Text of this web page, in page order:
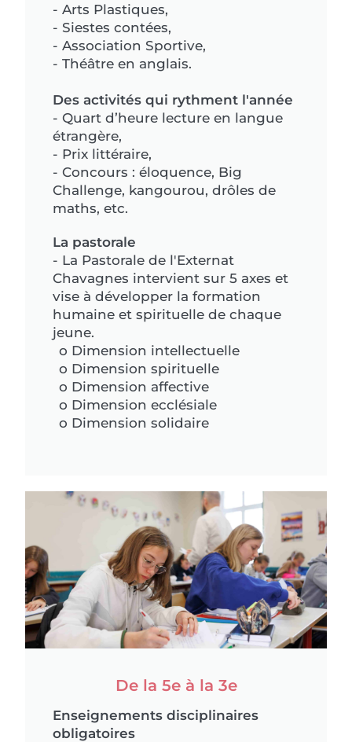
- Arts Plastiques,
- Siestes contées,
- Association Sportive,
- Théâtre en anglais.
Des activités qui rythment l'année
-Quart d’heure lecture en langue
étrangère,
- Prix littéraire,
- Concours : éloquence, Big
Challenge, kangourou, drôles de
maths, etc.
La pastorale
- La Pastorale de l'Externat
Chavagnes intervient sur 5 axes et
vise à développer la formation
humaine et spirituelle de chaque
jeune.
o Dimension intellectuelle
o Dimension spirituelle
o Dimension affective
o Dimension ecclésiale
o Dimension solidaire
De la 5e à la 3e
Enseignements disciplinaires
obligatoires